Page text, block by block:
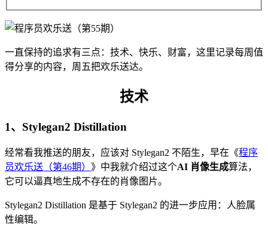
一直保持的追求有三点：技术、快乐、财富，这里记录每周值
得分享的内容，周五把欢乐送达。
技术
1、Stylegan2 Distillation
经常看我推送的朋友，应该对 Stylegan2 不陌生，早在《程序
员欢乐送（第46期） 》中我就介绍过这个AI 肖像生成算法，
它可以逼真地生成不存在的肖像图片。
Stylegan2 Distillation 是基于 Stylegan2 的进一步应用：人脸属
性编辑。